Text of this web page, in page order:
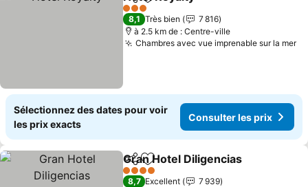
PartagerAjouter à mes favoris
3 Étoiles
8,1 Très bien
7 816
à 2.5 km de : Centre-ville
Chambres avec vue imprenable sur la mer
Sélectionnez des dates pour voir
les prix exacts
Consulter les prix
PartagerAjouter à mes favoris
Gran Hotel Diligencias
4 Étoiles
8,7 Excellent
7 939